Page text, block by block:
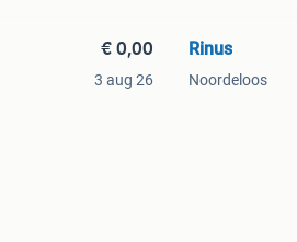
€ 0,00
3 aug 26
Rinus
Noordeloos